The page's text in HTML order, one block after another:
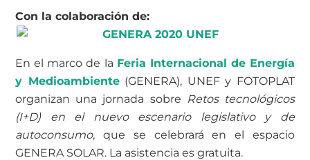
Con la colaboración de:
En el marco de la Feria Internacional de Energía
y Medioambiente(GENERA), UNEF y FOTOPLAT
organizan una jornada sobre Retos tecnológicos
(I+D) en el nuevo escenario legislativo y de
autoconsumo,que se celebrará en el espacio
GENERA SOLAR. La asistencia es gratuita.